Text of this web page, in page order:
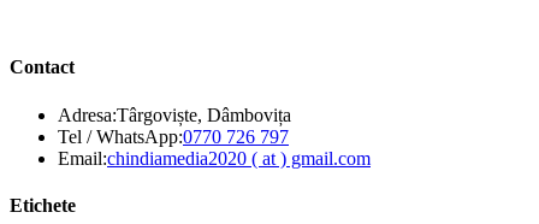
Contact
Adresa:Târgoviște, Dâmbovița
Tel / WhatsApp:0770 726 797Opens
in
Email:chindiamedia2020 ( at ) gmail.comOpens
Etichete